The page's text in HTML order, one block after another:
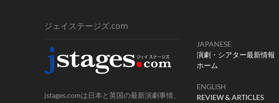
ジェイステージズ.com
jstages.comは日本と英国の最新演劇事情、
JAPANESE
演劇・シアター最新情報
ホーム
ENGLISH
REVIEW & ARTICLES